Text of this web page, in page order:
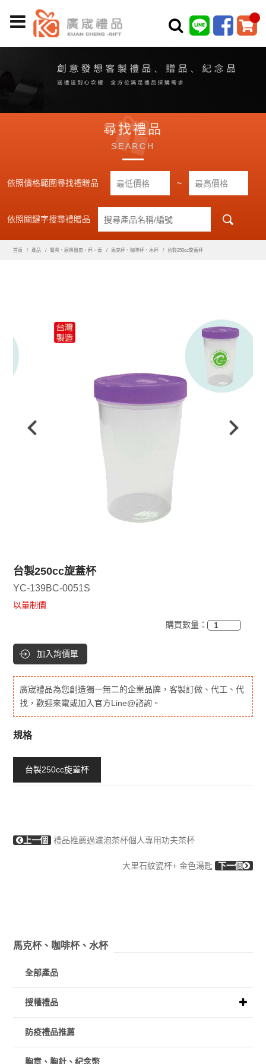
尋找禮品
SEARCH
依照價格範圍尋找禮贈品 ~
依照關鍵字搜尋禮贈品
首頁 產品 餐具、廚房器皿、杯、壺 馬克杯、咖啡杯、水杯 台製250cc旋蓋杯
台製250cc旋蓋杯
YC-139BC-0051S
以量制價
購買數量：
加入詢價單
廣宬禮品為您創造獨一無二的企業品牌，客製訂做、代工、代
找，歡迎來電或加入官方Line@諮詢。
規格
台製250cc旋蓋杯
上一個 禮品推薦過濾泡茶杯個人專用功夫茶杯
大里石紋瓷杯+ 金色湯匙 下一個
馬克杯、咖啡杯、水杯
全部產品
授權禮品
防疫禮品推薦
胸章、胸針、紀念幣